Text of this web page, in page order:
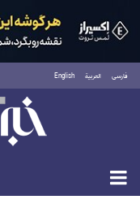
فارسی العربية English
جمعه ۱۶ مرداد ۱۴۰۵